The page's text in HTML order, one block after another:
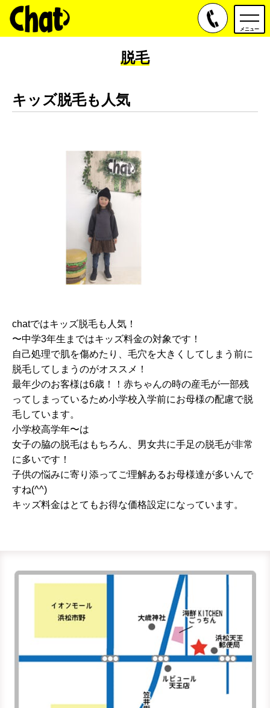
toggle
メニュー
脱毛
キッズ脱毛も人気
chatではキッズ脱毛も人気！
〜中学3年生まではキッズ料金の対象です！
自己処理で肌を傷めたり、毛穴を大きくしてしまう前に
脱毛してしまうのがオススメ！
最年少のお客様は6歳！！赤ちゃんの時の産毛が一部残
ってしまっているため小学校入学前にお母様の配慮で脱
毛しています。
小学校高学年〜は
女子の脇の脱毛はもちろん、男女共に手足の脱毛が非常
に多いです！
子供の悩みに寄り添ってご理解あるお母様達が多いんで
すね(^^)
キッズ料金はとてもお得な価格設定になっています。